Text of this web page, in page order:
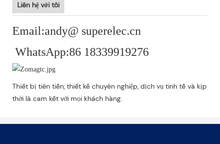
Liên hệ với tôi
Email:andy@ superelec.cn
WhatsApp:86 18339919276
Thiết bị tiên tiến, thiết kế chuyên nghiệp, dịch vụ tinh tế và kịp
thời là cam kết với mọi khách hàng.